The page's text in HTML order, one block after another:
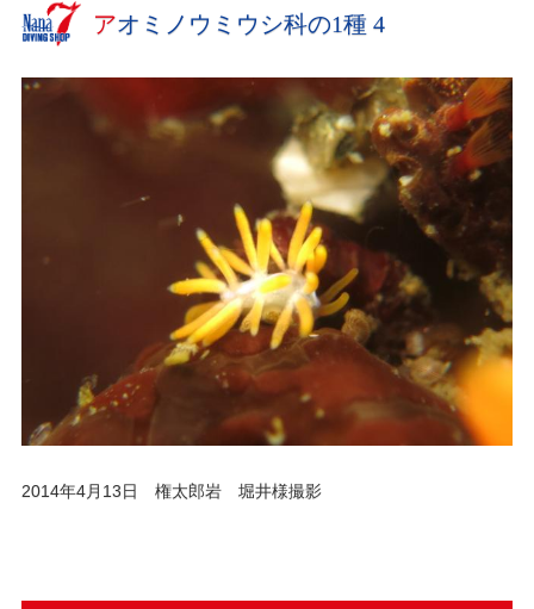
アオミノウミウシ科の1種 4
2014年4月13日 権太郎岩 堀井様撮影